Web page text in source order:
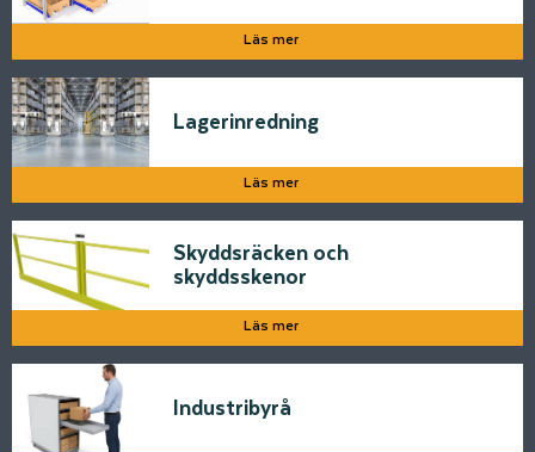
Läs mer
Lagerinredning
Läs mer
Skyddsräcken och
skyddsskenor
Läs mer
Industribyrå